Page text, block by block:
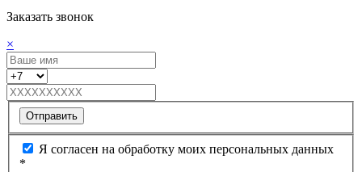
Заказать звонок
×
Отправить
Я согласен на обработку моих персональных данных
*